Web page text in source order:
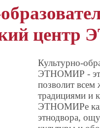
Культурно-
ЭТНОМИР -
позволит
традициями и
ЭТНОМИРе
этнодвора,